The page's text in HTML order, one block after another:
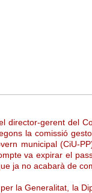
director-gerent del
la comissió
municipal (CiU-
va expirar el
ja no acabarà de
la Generalitat, la